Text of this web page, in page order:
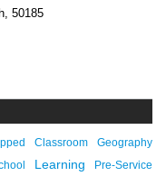
50185
Classroom
Geography
Learning
Pre-Service